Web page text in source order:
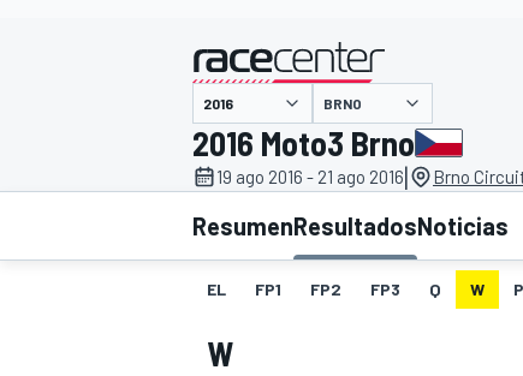
INDYCAR WRC
presentado por
BRNO
2016 Moto3 Brno
19 ago 2016 - 21 ago 2016| Brno
ResumenResultadosNoticias
EL FP1 FP2 FP3 Q W
W